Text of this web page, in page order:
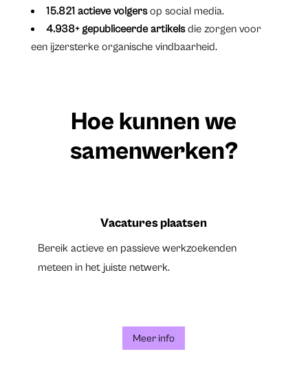
15.821 actieve volgersop social media.
4.938+ gepubliceerde artikelsdie zorgen voor
een ijzersterke organische vindbaarheid.
Hoe kunnen we
samenwerken?
Vacatures plaatsen
Bereik actieve en passieve werkzoekenden
meteen in het juiste netwerk.
Meer info